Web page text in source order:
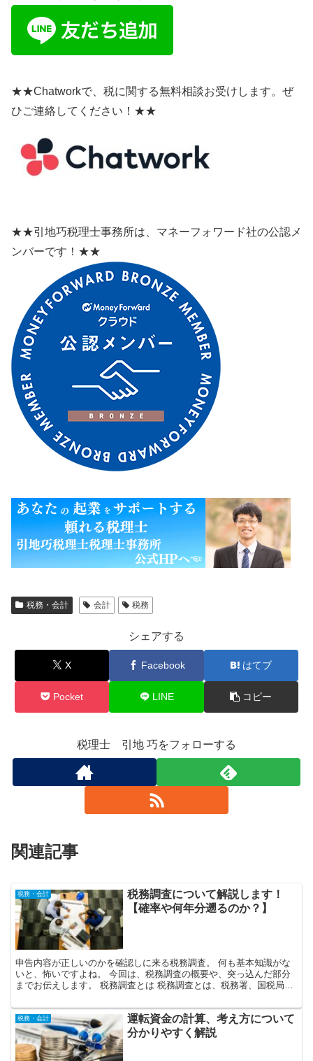
★★Chatworkで、税に関する無料相談お受けします。ぜ
ひご連絡してください！★★
★★引地巧税理士事務所は、マネーフォワード社の公認メ
ンバーです！★★
税務・会計 会計 税務
シェアする
X Facebook はてブ
Pocket LINE コピー
税理士 引地 巧をフォローする
関連記事
税務・会計
税務調査について解説します！
【確率や何年分遡るのか？】
申告内容が正しいのかを確認しに来る税務調査。 何も基本知識がな
いと、怖いですよね。 今回は、税務調査の概要や、突っ込んだ部分
までお伝えします。 税務調査とは 税務調査とは、税務署、国税局が
税務・会計
運転資金の計算、考え方について
分かりやすく解説